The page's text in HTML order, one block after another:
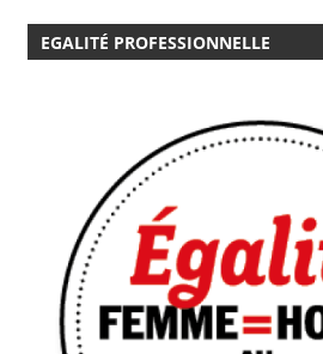
EGALITÉ PROFESSIONNELLE